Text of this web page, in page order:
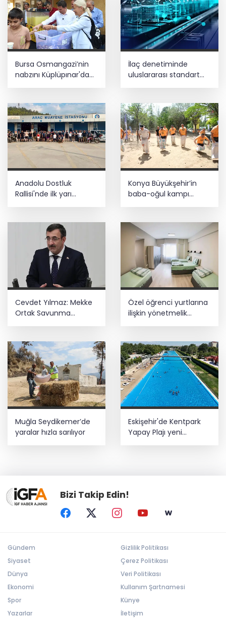
Bursa Osmangazi’nin
nabzını Küplüpınar'da
İlaç denetiminde
uluslararası standart
Anadolu Dostluk
Rallisi'nde ilk yarı
Konya Büyükşehir’in
baba-oğul kampı
Cevdet Yılmaz: Mekke
Ortak Savunma
Anlaşması bölgesel
sağlayacak
Özel öğrenci yurtlarına
ilişkin yönetmelik
değişikliği... Geçiş süresi
Muğla Seydikemer’de
yaralar hızla sarılıyor
Eskişehir'de Kentpark
Yapay Plajı yeni
sezonda hizmete açıldı
Bizi Takip Edin!
Gündem
Siyaset
Dünya
Ekonomi
Spor
Yazarlar
Gizlilik Politikası
Çerez Politikası
Veri Politikası
Kullanım Şartnamesi
Künye
İletişim